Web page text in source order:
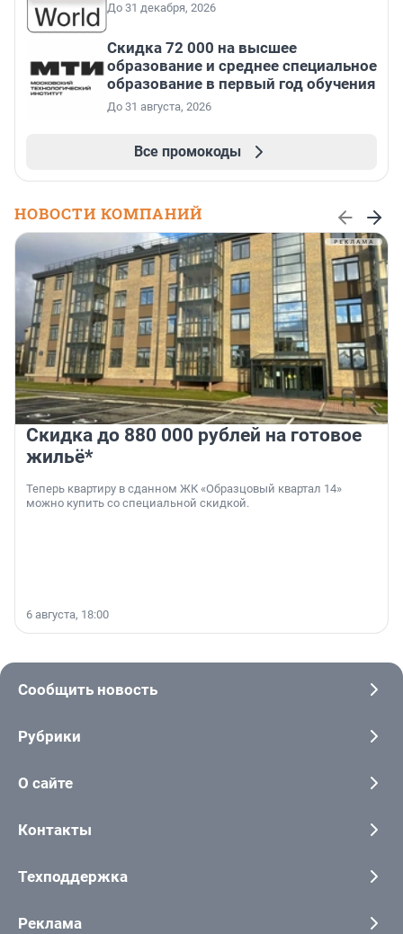
До 31 декабря, 2026
Скидка 72 000 на высшее
образование и среднее специальное
образование в первый год обучения
До 31 августа, 2026
Все промокоды
НОВОСТИ КОМПАНИЙ
Скидка до 880 000 рублей на готовое
жильё*
Теперь квартиру в сданном ЖК «Образцовый квартал 14»
можно купить со специальной скидкой.
6 августа, 18:00
Сообщить новость
Рубрики
О сайте
Контакты
Техподдержка
Реклама